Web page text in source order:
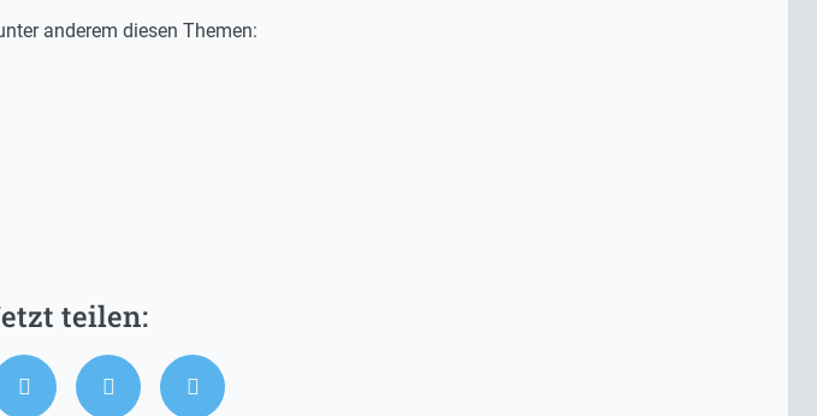
anderem diesen Themen: